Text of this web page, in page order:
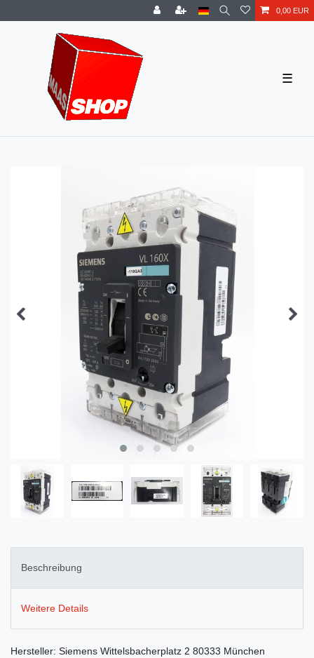
0,00 EUR
☰
Beschreibung
Weitere Details
Hersteller: Siemens Wittelsbacherplatz 2 80333 München